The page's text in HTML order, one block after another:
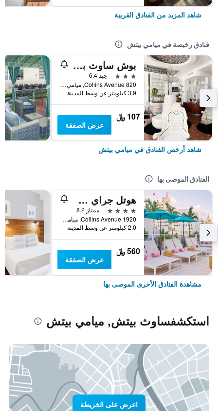
شاهد المزيد من الفنادق القريبة
فنادق رخيصة في ميامي بيتش
بوش ساوث بيتش
3 نجوم
جيد 6.4
820 Collins Avenue, ميامي بيتش, FL, الولايات المتحدة الأميريكية
3.9 كيلومتر عن وسط المدينة
107 ﷼
عرض الصفقة
شاهد أرخص الفنادق في ميامي بيتش
الفنادق الموصى بها
هوتل جراي ستون - للبالغين فقط
4 نجوم
ممتاز 8.2
1920 Collins Avenue, ميامي بيتش, FL, الولايات المتحدة الأميريكية
2.0 كيلومتر عن وسط المدينة
560 ﷼
عرض الصفقة
مشاهدة الفنادق الأخرى الموصى بها
استكشفساوث بيتش, ميامي بيتش
اعرض على الخريطة